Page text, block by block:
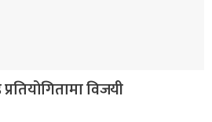
विजयी